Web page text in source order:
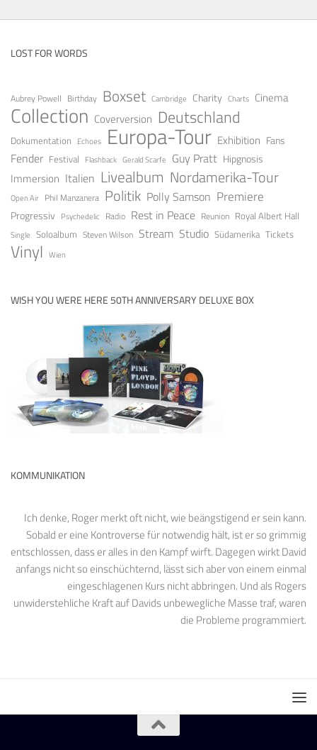
LOST FOR WORDS
Aubrey Powell Birthday Boxset Cambridge Charity Charts Cinema
Collection Coverversion Deutschland
Dokumentation Echoes Europa-Tour Exhibition Fans
Fender Festival Flashback Gerald Scarfe Guy Pratt Hipgnosis
Immersion Italien Livealbum Nordamerika-Tour
Open Air Phil Manzanera Politik Polly Samson Premiere
Progressiv Psychedelic Radio Rest in Peace Reunion Royal Albert Hall
Single Soloalbum Steven Wilson Stream Studio Südamerika Tickets
Vinyl Wien
WISH YOU WERE HERE 50TH ANNIVERSARY DELUXE BOX
KOMMUNIKATION
Ich denke, Roger merkt oft nicht, wie beängstigend er sein kann.
Sobald er eine Kontroverse für notwendig hält, ist er so grimmig
entschlossen, dass er alles in den Kampf wirft. Dagegen wirkt David
anfangs nicht so einschüchternd, lässt sich aber von einem einmal
eingeschlagenen Kurs nicht abbringen. Und als Rogers
unwiderstehliche Kraft auf Davids unbewegliche Masse traf, waren
die Probleme programmiert.